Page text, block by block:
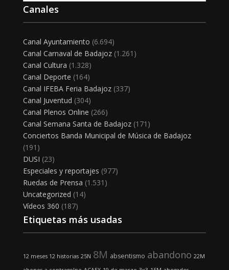
Canales
Canal Ayuntamiento (6.694)
Canal Carnaval de Badajoz(1.261)
Canal Cultura (1.328)
Canal Deporte (164)
Canal IFEBA Feria Badajoz(337)
Canal Juventud (304)
Canal Plenos Online (266)
Canal Semana Santa de Badajoz(171)
Conciertos Banda Municipal de Música de Badajoz
(191)
DUSI (23)
Especiales y reportajes (977)
Ruedas de Prensa (1.531)
Uncategorized (14)
Vídeos 360 (187)
Etiquetas más usadas
12 meses 12 historias 25N 8M absentismo abandono 22M